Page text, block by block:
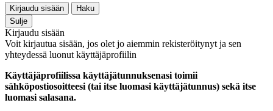
Kirjaudu sisään
Haku
Sulje
Kirjaudu sisään
Voit kirjautua sisään, jos olet jo aiemmin rekisteröitynyt ja sen
yhteydessä luonut käyttäjäprofiilin
Käyttäjäprofiilissa käyttäjätunnuksenasi toimii
sähköpostiosoitteesi (tai itse luomasi käyttäjätunnus) sekä itse
luomasi salasana.